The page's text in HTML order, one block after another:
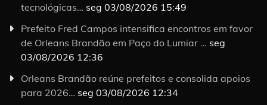
tecnológicas… seg 03/08/2026 15:49
Prefeito Fred Campos intensifica encontros em favor
de Orleans Brandão em Paço do Lumiar … seg
03/08/2026 12:36
Orleans Brandão reúne prefeitos e consolida apoios
para 2026… seg 03/08/2026 12:34